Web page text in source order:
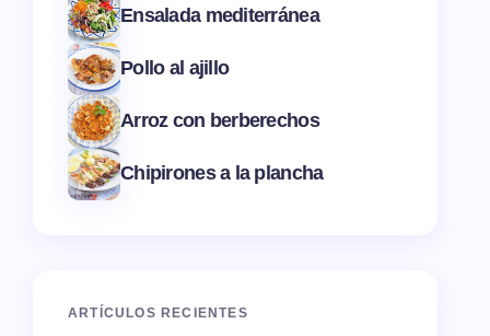
Ensalada mediterránea
Pollo al ajillo
Arroz con berberechos
Chipirones a la plancha
ARTÍCULOS RECIENTES